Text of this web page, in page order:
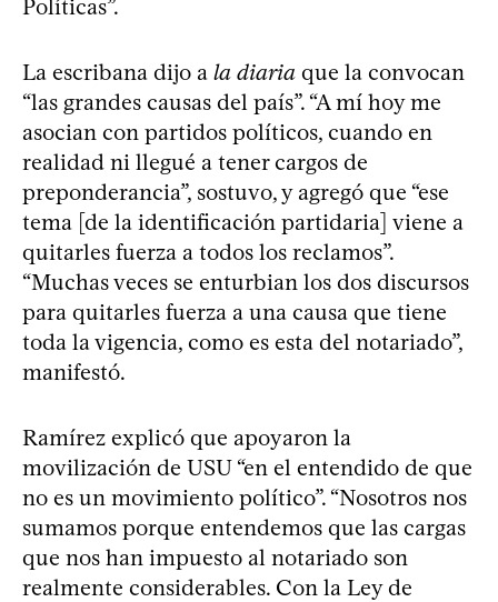
Políticas”.
La escribana dijo a la diaria que la convocan
“las grandes causas del país”. “A mí hoy me
asocian con partidos políticos, cuando en
realidad ni llegué a tener cargos de
preponderancia”, sostuvo, y agregó que “ese
tema [de la identificación partidaria] viene a
quitarles fuerza a todos los reclamos”.
“Muchas veces se enturbian los dos discursos
para quitarles fuerza a una causa que tiene
toda la vigencia, como es esta del notariado”,
manifestó.
Ramírez explicó que apoyaron la
movilización de USU “en el entendido de que
no es un movimiento político”. “Nosotros nos
sumamos porque entendemos que las cargas
que nos han impuesto al notariado son
realmente considerables. Con la Ley de